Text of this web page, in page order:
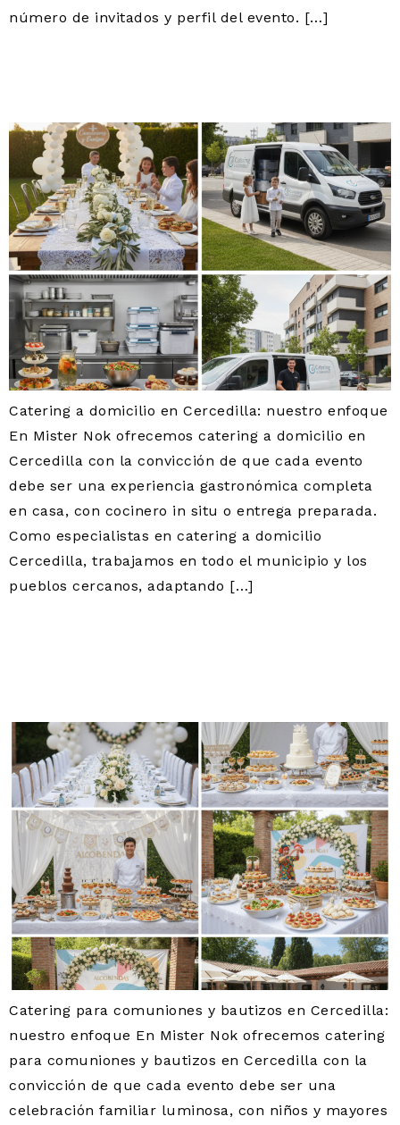
número de invitados y perfil del evento. […]
Catering a domicilio en Cercedilla: nuestro enfoque
En Mister Nok ofrecemos catering a domicilio en
Cercedilla con la convicción de que cada evento
debe ser una experiencia gastronómica completa
en casa, con cocinero in situ o entrega preparada.
Como especialistas en catering a domicilio
Cercedilla, trabajamos en todo el municipio y los
pueblos cercanos, adaptando […]
Catering para comuniones y bautizos en Cercedilla:
nuestro enfoque En Mister Nok ofrecemos catering
para comuniones y bautizos en Cercedilla con la
convicción de que cada evento debe ser una
celebración familiar luminosa, con niños y mayores